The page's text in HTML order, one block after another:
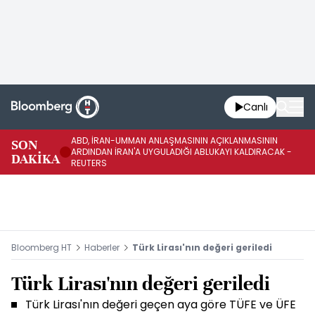
Canlı
SON
DAKİKA
ABD, İRAN-UMMAN ANLAŞMASININ AÇIKLANMASININ
ARDINDAN İRAN'A UYGULADIĞI ABLUKAYI KALDIRACAK -
REUTERS
Bloomberg HT Haberler Türk Lirası'nın değeri geriledi
Türk Lirası'nın değeri geriledi
Türk Lirası'nın değeri geçen aya göre TÜFE ve ÜFE